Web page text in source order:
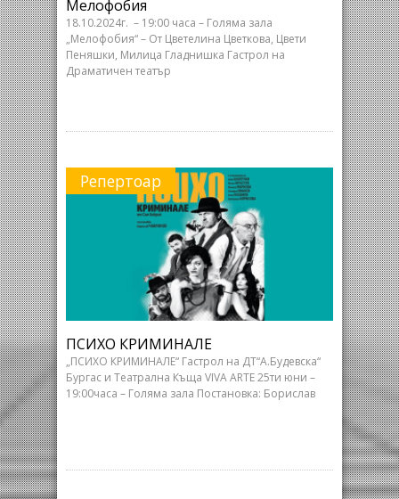
Мелофобия
18.10.2024г. – 19:00 часа – Голяма зала
„Мелофобия“ – От Цветелина Цветкова, Цвети
Пеняшки, Милица Гладнишка Гастрол на
Драматичен театър
Репертоар
ПСИХО КРИМИНАЛЕ
„ПСИХО КРИМИНАЛЕ“ Гастрол на ДТ“А.Будевска“
Бургас и Театрална Къща VIVA ARTE 25ти юни –
19:00часа – Голяма зала Постановка: Борислав